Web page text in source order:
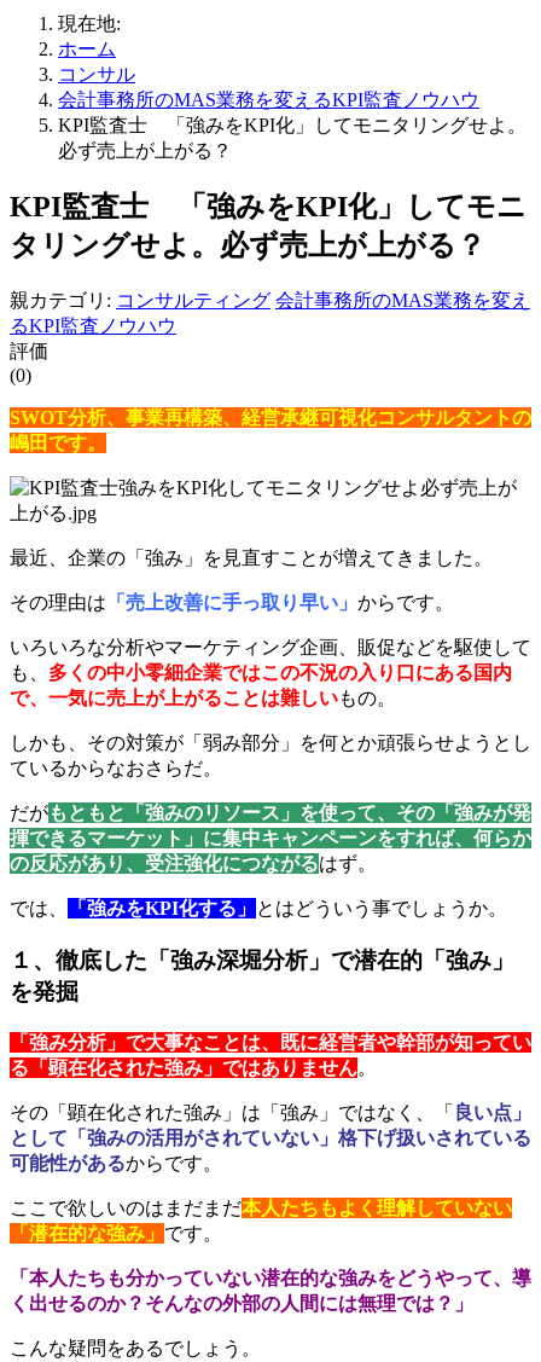
現在地:
ホーム
コンサル
会計事務所のMAS業務を変えるKPI監査ノウハウ
KPI監査士 「強みをKPI化」してモニタリングせよ。
必ず売上が上がる？
KPI監査士 「強みをKPI化」してモニ
タリングせよ。必ず売上が上がる？
親カテゴリ: コンサルティング 会計事務所のMAS業務を変え
るKPI監査ノウハウ
評価
(0)
SWOT分析、事業再構築、経営承継可視化コンサルタントの
嶋田です。
最近、企業の「強み」を見直すことが増えてきました。
その理由は 「売上改善に手っ取り早い」 からです。
いろいろな分析やマーケティング企画、販促などを駆使して
も、 多くの中小零細企業ではこの不況の入り口にある国内
で、一気に売上が上がることは難しいもの。
しかも、その対策が「弱み部分」を何とか頑張らせようとし
ているからなおさらだ。
だがもともと「強みのリソース」を使って、その「強みが発
揮できるマーケット」に集中キャンペーンをすれば、何らか
の反応があり、受注強化につながるはず。
では、 「強みをKPI化する」 とはどういう事でしょうか。
１、徹底した「強み深堀分析」で潜在的「強み」
を発掘
「強み分析」で大事なことは、既に経営者や幹部が知ってい
る「顕在化された強み」ではありません。
その「顕在化された強み」は「強み」ではなく、「 良い点」
として「強みの活用がされていない」格下げ扱いされている
可能性があるからです。
ここで欲しいのはまだまだ本人たちもよく理解していない
「潜在的な強み」 です。
「本人たちも分かっていない潜在的な強みをどうやって、導
く出せるのか？そんなの外部の人間には無理では？」
こんな疑問をあるでしょう。